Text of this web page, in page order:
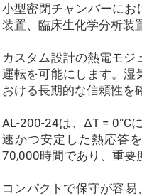
小型密閉チャンバーにお
装置、臨床生化学分析装
カスタム設計の熱電モジ
運転を可能にします。湿
おける長期的な信頼性を
AL-200-24は、ΔT = 0°C
速かつ安定した熱応答
70,000時間であり、重要
コンパクトで保守が容